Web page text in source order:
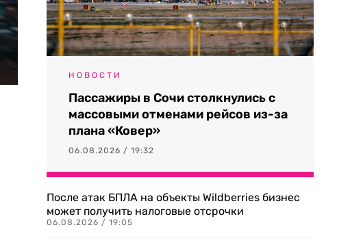
НОВОСТИ
Пассажиры в Сочи столкнулись с
массовыми отменами рейсов из-за
плана «Ковер»
06.08.2026 / 19:32
После атак БПЛА на объекты Wildberries бизнес
может получить налоговые отсрочки
06.08.2026 / 19:05